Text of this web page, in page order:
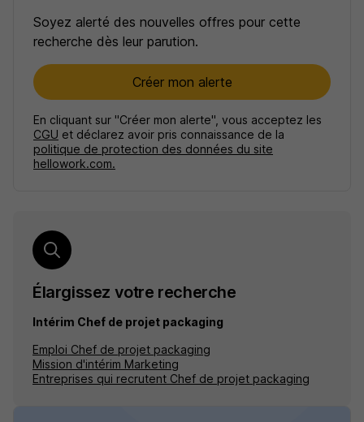
Soyez alerté des nouvelles offres pour cette
recherche dès leur parution.
Créer mon alerte
En cliquant sur "Créer mon alerte", vous acceptez les
CGU et déclarez avoir pris connaissance de la
politique de protection des données du site
hellowork.com.
Élargissez votre recherche
Intérim Chef de projet packaging
Emploi Chef de projet packaging
Mission d'intérim Marketing
Entreprises qui recrutent Chef de projet packaging